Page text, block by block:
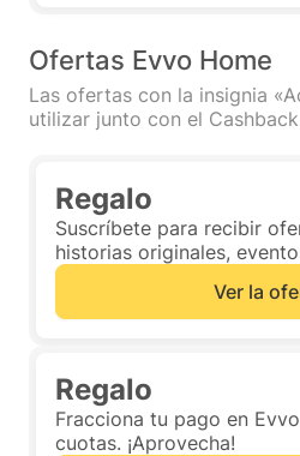
Ofertas Evvo Home
Las ofertas con la insignia
utilizar junto con el
Regalo
Suscríbete para recibir
historias originales,
Ver la
Regalo
Fracciona tu pago en
cuotas. ¡Aprovecha!